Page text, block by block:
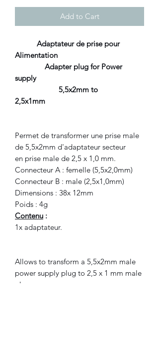
Add to Cart
Adaptateur de prise pour
Alimentation
Adapter plug for Power
supply
5,5x2mm to
2,5x1mm
Permet de transformer une prise male
de 5,5x2mm d'adaptateur secteur
en prise male de 2,5 x 1,0 mm.
Connecteur A : femelle (5,5x2,0mm)
Connecteur B : male (2,5x1,0mm)
Dimensions : 38x 12mm
Poids : 4g
Contenu :
1x adaptateur.
Allows to transform a 5,5x2mm male
power supply plug to 2,5 x 1 mm male
plug.